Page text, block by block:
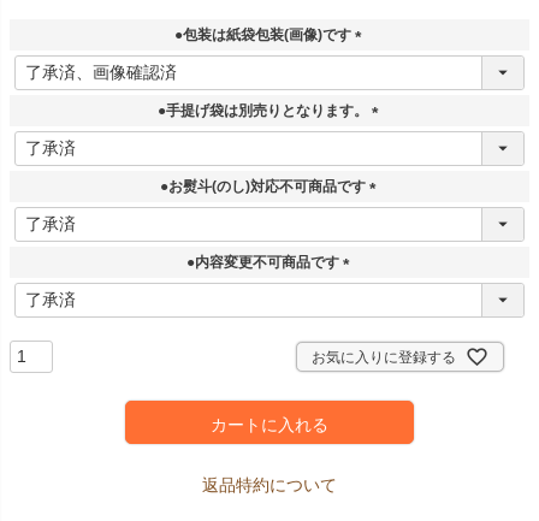
●包装は紙袋包装(画像)です
(
須
●手提げ袋は別売りとなります。
(
須
●お熨斗(のし)対応不可商品です
(
●内容変更不可商品です
(
)
お気に入りに登録する
カートに入れる
返品特約について